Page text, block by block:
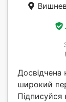
Досвідчена
широкий
Підписуйся